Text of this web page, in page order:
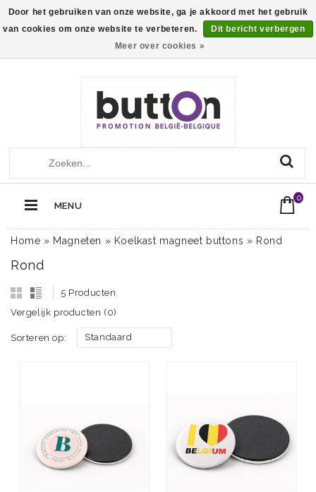
Call Us Now:+32 (0)13560051
MENU
0
Home » Magneten » Koelkast magneet buttons » Rond
Rond
5 Producten
Vergelijk producten (0)
Sorteren op: Standaard
Door het gebruiken van onze website, ga je akkoord met het gebruik
van cookies om onze website te verbeteren.
Dit bericht verbergen
Meer over cookies »